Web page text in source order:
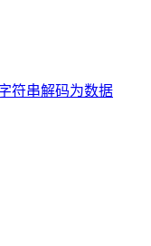
符串解码为数据